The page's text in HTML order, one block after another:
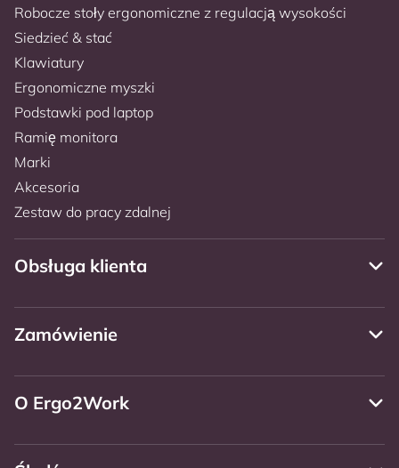
Robocze stoły ergonomiczne z regulacją wysokości
Siedzieć & stać
Klawiatury
Ergonomiczne myszki
Podstawki pod laptop
Ramię monitora
Marki
Akcesoria
Zestaw do pracy zdalnej
Obsługa klienta
Zamówienie
O Ergo2Work